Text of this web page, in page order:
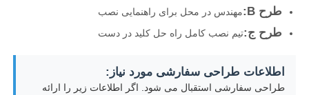
طرح B: مهندس در محل برای راهنمایی نصب
طرح ج:تیم نصب کامل راه حل کلید در دست
اطلاعات طراحی سفارشی مورد نیاز:
طراحی سفارشی استقبال می شود. اگر اطلاعات زیر را ارائه